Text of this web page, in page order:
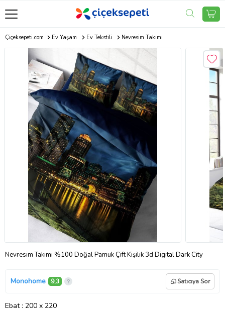
Çiçeksepeti.com Ev Yaşam Ev Tekstili Nevresim Takımı
Nevresim Takımı %100 Doğal Pamuk Çift Kişilik 3d Digital Dark City
Monohome 9,3 Satıcıya Sor
Ebat : 200 x 220